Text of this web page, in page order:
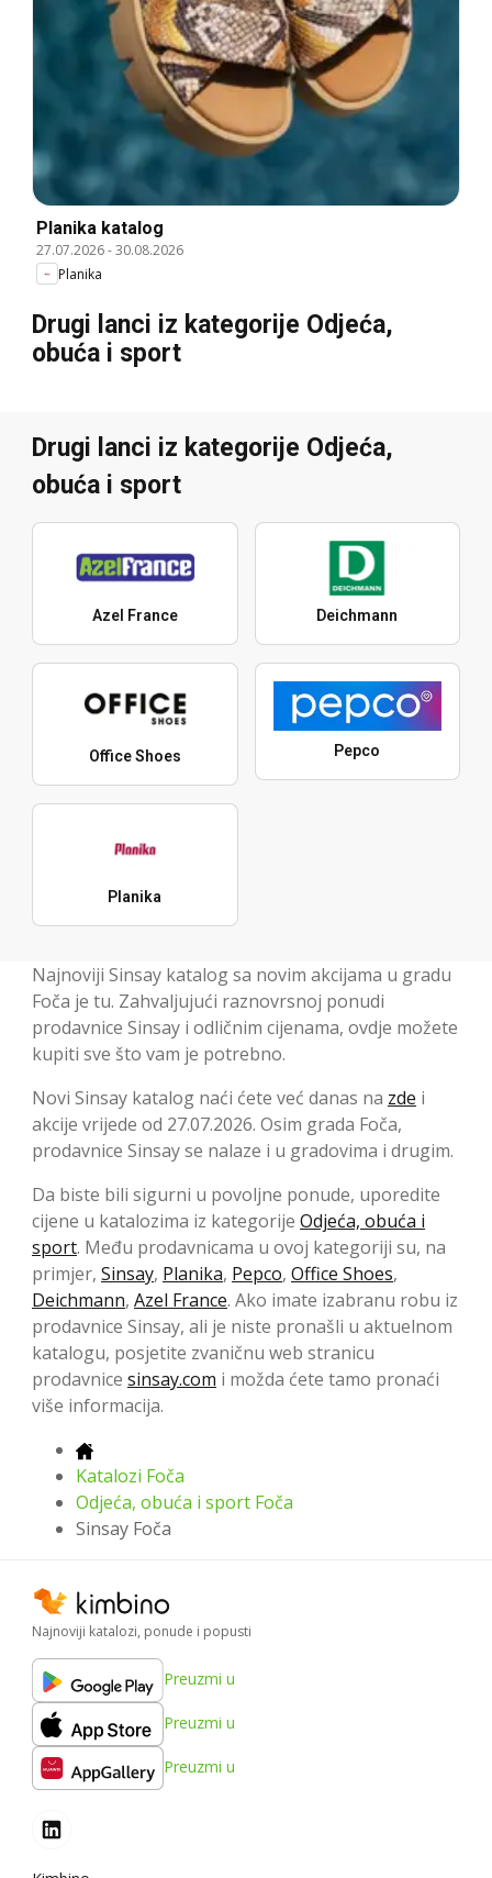
Planika katalog
27.07.2026-30.08.2026
Planika
Drugi lanci iz kategorije Odjeća,
obuća i sport
Drugi lanci iz kategorije Odjeća,
obuća i sport
Azel France Deichmann
Office Shoes Pepco
Planika
Najnoviji Sinsay katalog sa novim akcijama u gradu
Foča je tu. Zahvaljujući raznovrsnoj ponudi
prodavnice Sinsay i odličnim cijenama, ovdje možete
kupiti sve što vam je potrebno.
Novi Sinsay katalog naći ćete već danas na zde i
akcije vrijede od 27.07.2026. Osim grada Foča,
prodavnice Sinsay se nalaze i u gradovima i drugim.
Da biste bili sigurni u povoljne ponude, uporedite
cijene u katalozima iz kategorije Odjeća, obuća i
sport. Među prodavnicama u ovoj kategoriji su, na
primjer, Sinsay, Planika, Pepco, Office Shoes,
Deichmann, Azel France. Ako imate izabranu robu iz
prodavnice Sinsay, ali je niste pronašli u aktuelnom
katalogu, posjetite zvaničnu web stranicu
prodavnice sinsay.com i možda ćete tamo pronaći
više informacija.
Katalozi Foča
Odjeća, obuća i sport Foča
Sinsay Foča
Najnoviji katalozi, ponude i popusti
Preuzmi u
Preuzmi u
Preuzmi u